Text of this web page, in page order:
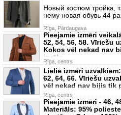
Новый костюм тройка,
нему новая обувь 44
Rīga, Pārdaugava
Pieejamie izmēri
52, 54, 56, 58. Vīriešu
Kokos vēl nekad nav
izvēle.
Rīga, centrs
Lielie izmēri
62, 64, 66. Vīriešu
vēl nekad nav bijis tik
Rīga, centrs
Pieejamie izmēri - 46,
Materiāls: 95%